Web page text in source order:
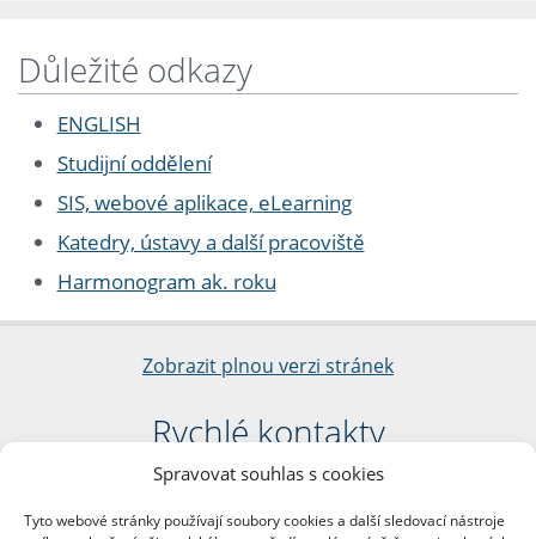
Spravovat souhlas s cookies
Tyto webové stránky používají soubory cookies a další sledovací nástroje
Důležité odkazy
ENGLISH
Studijní oddělení
SIS, webové aplikace, eLearning
Katedry, ústavy a další pracoviště
Harmonogram ak. roku
Zobrazit plnou verzi stránek
Rychlé kontakty
Filozofická fakulta
nám. Jana Palacha 1/2